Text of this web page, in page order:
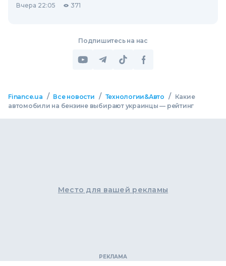
Вчера 22:05 371
Подпишитесь на нас
Finance.ua / Все новости / Технологии&Авто /
Какие
автомобили на бензине выбирают украинцы — рейтинг
Место для вашей рекламы